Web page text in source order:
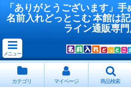
「ありがとうございます」手
名前入れどっとこむ 本館は
ライン通販専
メニュー
カテゴリ マイページ 商品検索